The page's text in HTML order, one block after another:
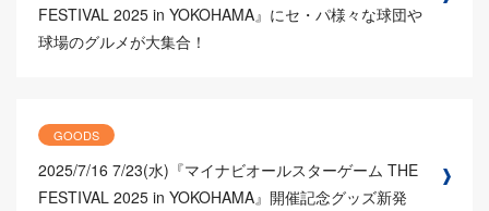
FESTIVAL 2025 in YOKOHAMA』にセ・パ様々な球団や
球場のグルメが大集合！
GOODS
2025/7/16 7/23(水)『マイナビオールスターゲーム THE
FESTIVAL 2025 in YOKOHAMA』開催記念グッズ新発